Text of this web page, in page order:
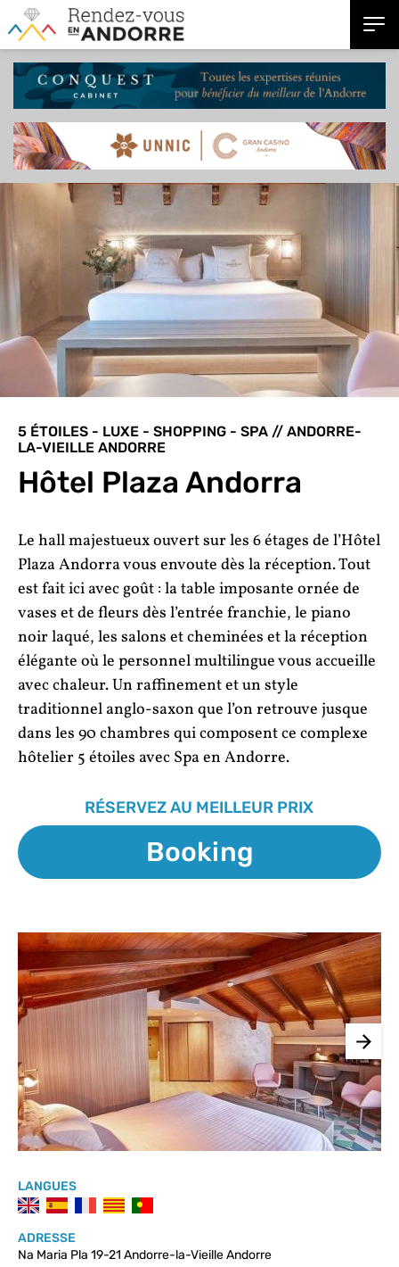
5 ÉTOILES - LUXE - SHOPPING - SPA // ANDORRE-
LA-VIEILLE ANDORRE
Hôtel Plaza Andorra
Le hall majestueux ouvert sur les 6 étages de l’Hôtel
Plaza Andorra vous envoute dès la réception. Tout
est fait ici avec goût : la table imposante ornée de
vases et de fleurs dès l’entrée franchie, le piano
noir laqué, les salons et cheminées et la réception
élégante où le personnel multilingue vous accueille
avec chaleur. Un raffinement et un style
traditionnel anglo-saxon que l’on retrouve jusque
dans les 90 chambres qui composent ce complexe
hôtelier 5 étoiles avec Spa en Andorre.
RÉSERVEZ AU MEILLEUR PRIX
Booking
LANGUES
ADRESSE
Na Maria Pla 19-21 Andorre-la-Vieille Andorre